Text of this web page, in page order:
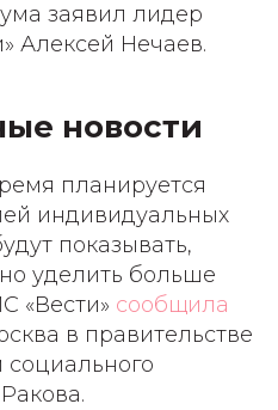
заявил лидер
Алексей Нечаев.
новости
планируется
индивидуальных
показывать,
уделить больше
«Вести» сообщила
в правительстве